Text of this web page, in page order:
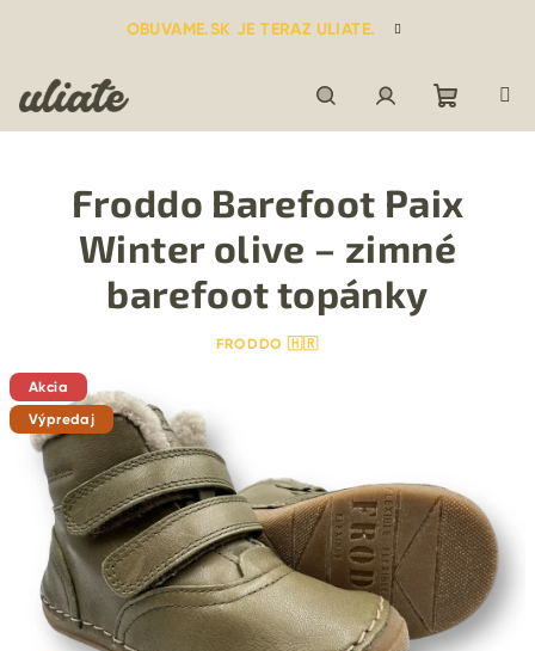
OBUVAME.SK JE TERAZ ULIATE.
HľadaťPrihlásenie
košík
Froddo Barefoot Paix
Winter olive – zimné
barefoot topánky
FRODDO 🇭🇷
Akcia
Výpredaj